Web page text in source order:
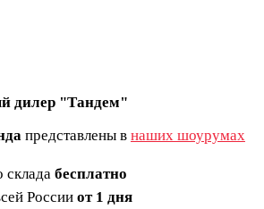
дилер "Тандем"
представлены в наших шоурумах
склада бесплатно
России от 1 дня